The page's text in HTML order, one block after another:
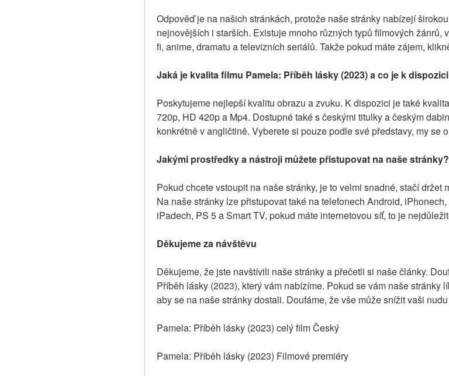
Odpověď je na našich stránkách, protože naše stránky nabízejí
nejnovějších i starších. Existuje mnoho různých typů filmových žánrů,
fi, anime, dramatu a televizních seriálů. Takže pokud máte zájem,
Jaká je kvalita filmu Pamela: Příběh lásky (2023) a co je k
Poskytujeme nejlepší kvalitu obrazu a zvuku. K dispozici je také
720p, HD 420p a Mp4. Dostupné také s českými titulky a českým
konkrétně v angličtině. Vyberete si pouze podle své představy, my se
Jakými prostředky a nástroji můžete přistupovat na naše stránky?
Pokud chcete vstoupit na naše stránky, je to velmi snadné, stačí
Na naše stránky lze přistupovat také na telefonech Android,
iPadech, PS 5 a Smart TV, pokud máte internetovou síť, to je
Děkujeme za návštěvu
Děkujeme, že jste navštívili naše stránky a přečetli si naše články.
Příběh lásky (2023), který vám nabízíme. Pokud se vám naše stránky
aby se na naše stránky dostali. Doufáme, že vše může snížit vaši
Pamela: Příběh lásky (2023) celý film Český
Pamela: Příběh lásky (2023) Filmové premiéry